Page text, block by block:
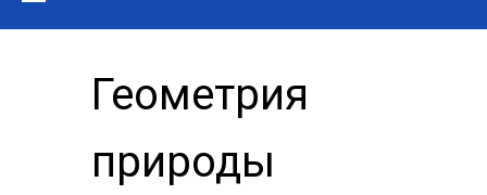
Геометрия
природы